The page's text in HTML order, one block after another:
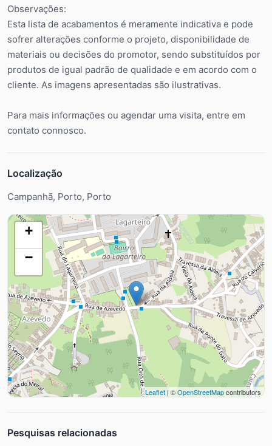
Observações:
Esta lista de acabamentos é meramente indicativa e pode
sofrer alterações conforme o projeto, disponibilidade de
materiais ou decisões do promotor, sendo substituídos por
produtos de igual padrão de qualidade e em acordo com o
cliente. As imagens apresentadas são ilustrativas.
Para mais informações ou agendar uma visita, entre em
contato connosco.
Localização
Campanhã, Porto, Porto
+
−
Leaflet | ©OpenStreetMapcontributors
Pesquisas relacionadas